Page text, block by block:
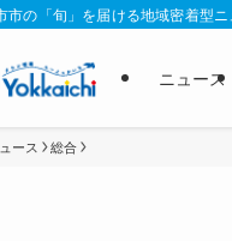
市の「旬」を届ける地域密着型ニ
ニュース
ース 総合